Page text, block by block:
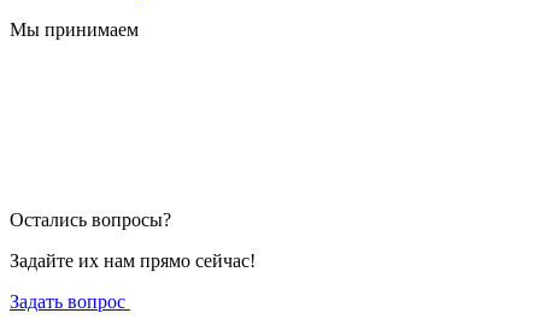
Мы принимаем
Остались вопросы?
Задайте их нам прямо сейчас!
Задать вопрос